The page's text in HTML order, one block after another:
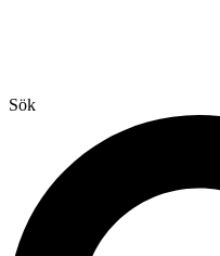
Sök